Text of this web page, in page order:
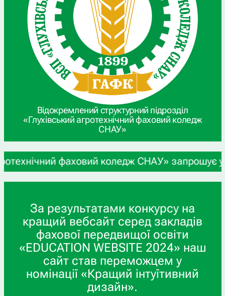
Відокремлений структурний підрозділ
«Глухівський агротехнічний фаховий коледж
СНАУ»
фаховий коледж СНАУ» запрошує
За результатами конкурсу на
кращий вебсайт серед закладів
фахової передвищої освіти
«EDUCATION WEBSITE 2024» наш
сайт став переможцем у
номінації «Кращий інтуїтивний
дизайн».